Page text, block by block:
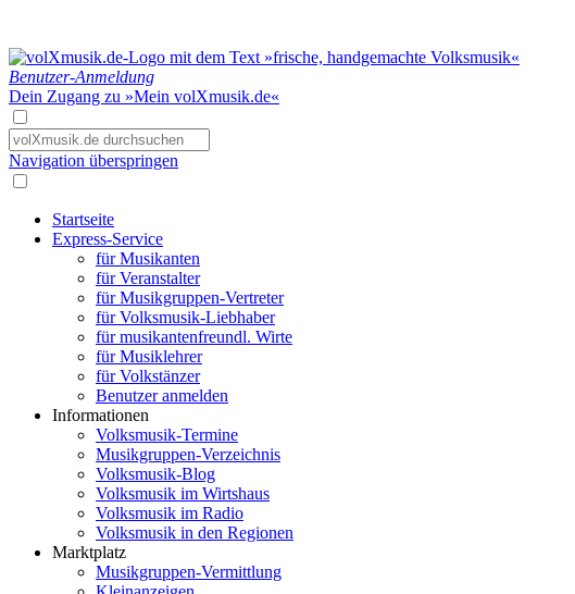
Benutzer-Anmeldung
Dein Zugang zu »Mein volXmusik.de«
Navigation überspringen
Startseite
Express-Service
für Musikanten
für Veranstalter
für Musikgruppen-Vertreter
für Volksmusik-Liebhaber
für musikantenfreundl. Wirte
für Musiklehrer
für Volkstänzer
Benutzer anmelden
Informationen
Volksmusik-Termine
Musikgruppen-Verzeichnis
Volksmusik-Blog
Volksmusik im Wirtshaus
Volksmusik im Radio
Volksmusik in den Regionen
Marktplatz
Musikgruppen-Vermittlung